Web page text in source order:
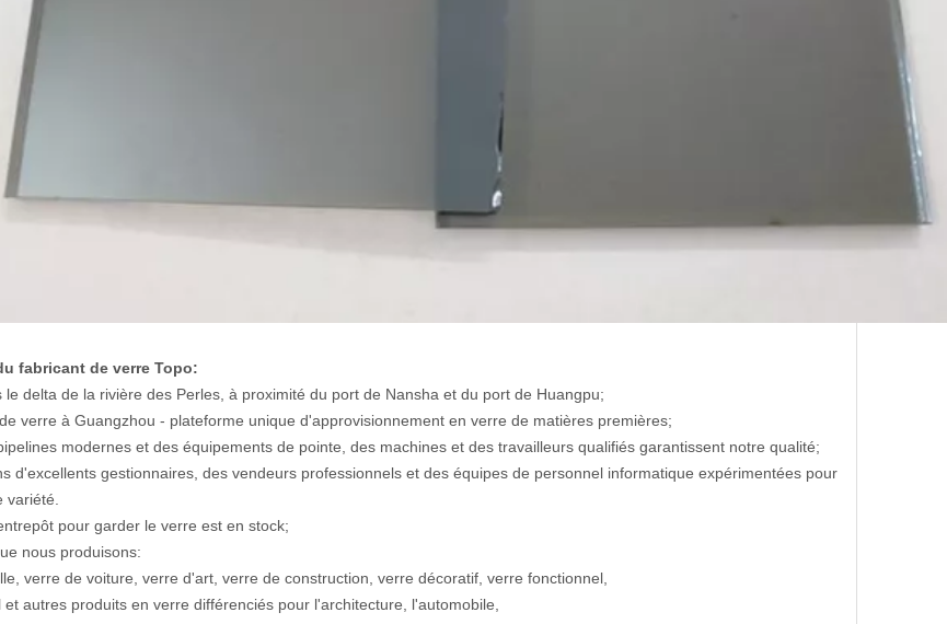
fabricant de verre Topo:
le delta de la rivière des Perles, à proximité du port de Nansha et du port de Huangpu;
verre à Guangzhou - plateforme unique d'approvisionnement en verre de matières premières;
modernes et des équipements de pointe, des machines et des travailleurs qualifiés garantissent notre qualité;
d'excellents gestionnaires, des vendeurs professionnels et des équipes de personnel informatique expérimentées pour
variété.
pour garder le verre est en stock;
nous produisons:
verre de voiture, verre d'art, verre de construction, verre décoratif, verre fonctionnel,
et autres produits en verre différenciés pour l'architecture, l'automobile,